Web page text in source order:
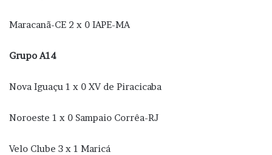
Maracanã-CE 2 x 0 IAPE-MA
Grupo A14
Nova Iguaçu 1 x 0 XV de Piracicaba
Noroeste 1 x 0 Sampaio Corrêa-RJ
Velo Clube 3 x 1 Maricá